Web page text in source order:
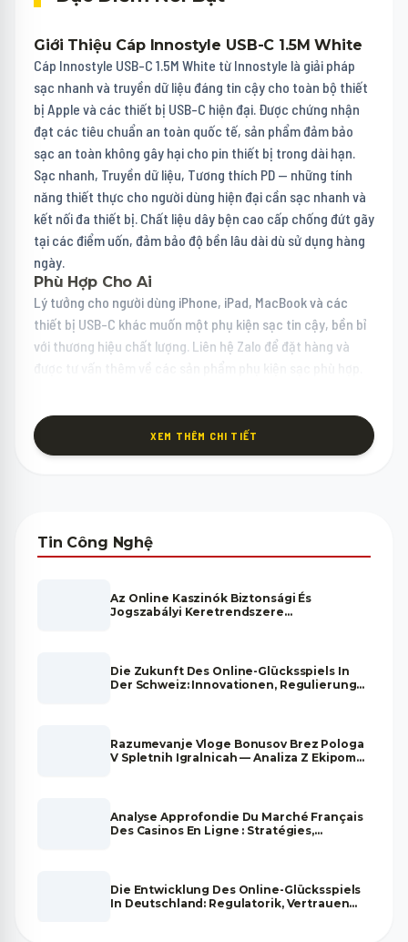
Giới Thiệu Cáp Innostyle USB-C 1.5M White
Cáp Innostyle USB-C 1.5M White từ Innostyle là giải pháp
sạc nhanh và truyền dữ liệu đáng tin cậy cho toàn bộ thiết
bị Apple và các thiết bị USB-C hiện đại. Được chứng nhận
đạt các tiêu chuẩn an toàn quốc tế, sản phẩm đảm bảo
sạc an toàn không gây hại cho pin thiết bị trong dài hạn.
Sạc nhanh, Truyền dữ liệu, Tương thích PD — những tính
năng thiết thực cho người dùng hiện đại cần sạc nhanh và
kết nối đa thiết bị. Chất liệu dây bện cao cấp chống đứt gãy
tại các điểm uốn, đảm bảo độ bền lâu dài dù sử dụng hàng
ngày.
Phù Hợp Cho Ai
Lý tưởng cho người dùng iPhone, iPad, MacBook và các
thiết bị USB-C khác muốn một phụ kiện sạc tin cậy, bền bỉ
với thương hiệu chất lượng. Liên hệ Zalo để đặt hàng và
được tư vấn thêm về các sản phẩm phụ kiện sạc phù hợp.
XEM THÊM CHI TIẾT
Tin Công Nghệ
Az Online Kaszinók Biztonsági És
Jogszabályi Keretrendszere
Die Zukunft Des Online-Glücksspiels In
Der Schweiz: Innovationen, Regulierung
Razumevanje Vloge Bonusov Brez Pologa
V Spletnih Igralnicah — Analiza Z Ekipom
Analyse Approfondie Du Marché Français
Des Casinos En Ligne : Stratégies,
Die Entwicklung Des Online-Glücksspiels
In Deutschland: Regulatorik, Vertrauen